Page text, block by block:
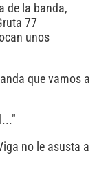
de la banda,
77
unos
que vamos a
no le asusta a